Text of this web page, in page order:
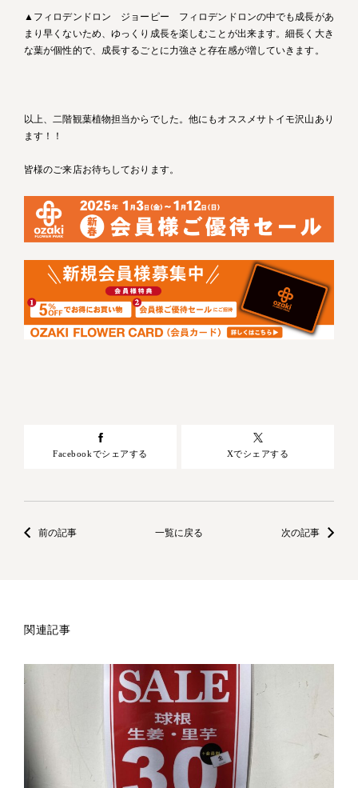
▲フィロデンドロン ジョーピー フィロデンドロンの中でも成長があ
まり早くないため、ゆっくり成長を楽しむことが出来ます。細長く大き
な葉が個性的で、成長するごとに力強さと存在感が増していきます。
以上、二階観葉植物担当からでした。他にもオススメサトイモ沢山あり
ます！！
皆様のご来店お待ちしております。
Facebookでシェアする Xでシェアする
前の記事 一覧に戻る 次の記事
関連記事